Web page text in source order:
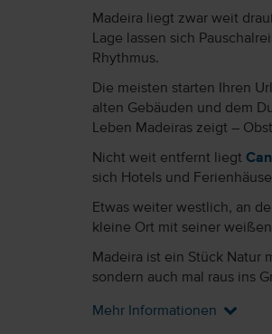
Madeira liegt zwar weit
Lage lassen sich
Rhythmus.
Die meisten starten Ihren
alten Gebäuden und dem
Leben Madeiras zeigt –
Nicht weit entfernt liegt
sich Hotels und
Etwas weiter westlich, an
kleine Ort mit seiner
Madeira ist ein Stück Natur
sondern auch mal raus ins
Mehr Informationen